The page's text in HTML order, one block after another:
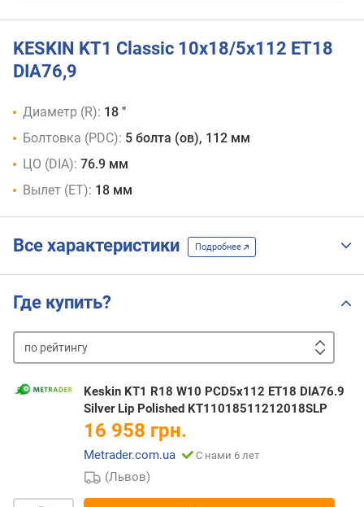
KESKIN KT1 Classic 10x18/5x112 ET18
DIA76,9
Диаметр (R): 18 "
Болтовка (PDC): 5 болта (ов), 112 мм
ЦО (DIA): 76.9 мм
Вылет (ET): 18 мм
Все характеристики Подробнее
Где купить?
по
рейтингу от
к
Keskin KT1 R18 W10 PCD5x112 ET18 DIA76.9
Silver Lip Polished KT11018511212018SLP
16 958 грн.
Metrader.com.ua С нами 6 лет
(Львов)